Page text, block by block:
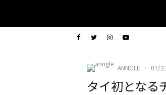
ANNGLE · 07/
タイ初となる